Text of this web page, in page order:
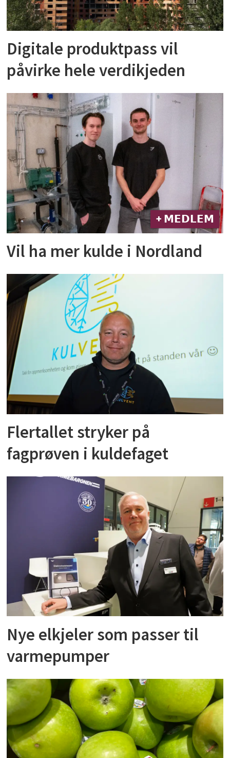
Digitale produktpass vil
påvirke hele verdikjeden
+ 𝗠𝗘𝗗𝗟𝗘𝗠
Vil ha mer kulde i Nordland
Flertallet stryker på
fagprøven i kuldefaget
Nye elkjeler som passer til
varmepumper